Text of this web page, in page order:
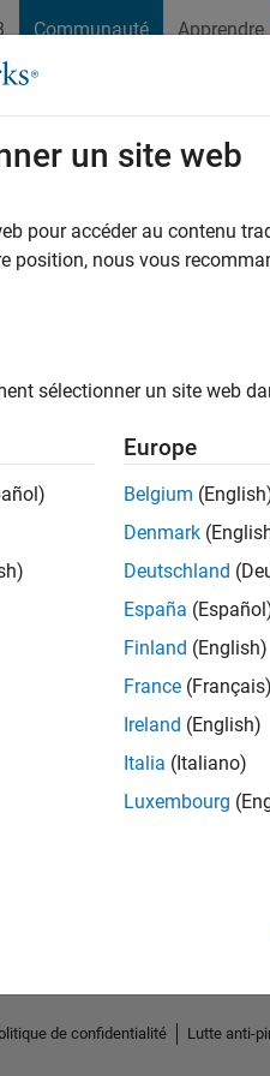
Communauté Apprendre
Cody
2023
0Following:0
Please
un site web
pour accéder au contenu
position, nous vous
sélectionner un site web
Europe
Belgium
Denmark
Deutschland
España
Finland (English)
France (Français)
Ireland (English)
Italia (Italiano)
Luxembourg
de confidentialité Lutte anti-